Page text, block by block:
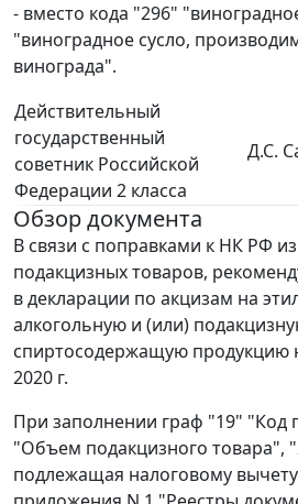
- вместо кода "296"
"виноградное сусло,
винограда".
Действительный
государственный
советник Российской
Федерации 2 класса
Д.С.
Обзор документа
В связи с поправками к НК РФ
подакцизных товаров,
в декларации по акцизам на
алкогольную и (или)
спиртосодержащую продукцию
2020 г.
При заполнении граф "19" "Код
"Объем подакцизного товара",
подлежащая налоговому